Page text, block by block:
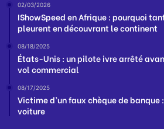
02/03/2026
IShowSpeed en Afrique : pourquoi
pleurent en découvrant le continent
08/18/2025
États-Unis : un pilote ivre arrêté
vol commercial
08/17/2025
Victime d’un faux chèque de banque
voiture